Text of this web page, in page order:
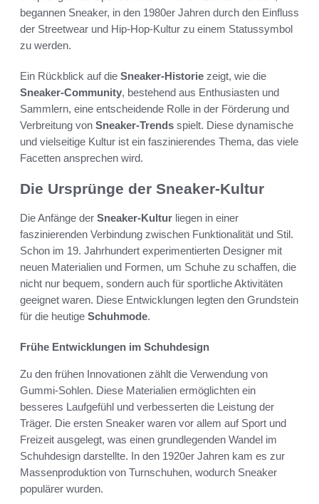
begannen Sneaker, in den 1980er Jahren durch den Einfluss
der Streetwear und Hip-Hop-Kultur zu einem Statussymbol
zu werden.
Ein Rückblick auf die Sneaker-Historie zeigt, wie die
Sneaker-Community, bestehend aus Enthusiasten und
Sammlern, eine entscheidende Rolle in der Förderung und
Verbreitung von Sneaker-Trends spielt. Diese dynamische
und vielseitige Kultur ist ein faszinierendes Thema, das viele
Facetten ansprechen wird.
Die Ursprünge der Sneaker-Kultur
Die Anfänge der Sneaker-Kultur liegen in einer
faszinierenden Verbindung zwischen Funktionalität und Stil.
Schon im 19. Jahrhundert experimentierten Designer mit
neuen Materialien und Formen, um Schuhe zu schaffen, die
nicht nur bequem, sondern auch für sportliche Aktivitäten
geeignet waren. Diese Entwicklungen legten den Grundstein
für die heutige Schuhmode.
Frühe Entwicklungen im Schuhdesign
Zu den frühen Innovationen zählt die Verwendung von
Gummi-Sohlen. Diese Materialien ermöglichten ein
besseres Laufgefühl und verbesserten die Leistung der
Träger. Die ersten Sneaker waren vor allem auf Sport und
Freizeit ausgelegt, was einen grundlegenden Wandel im
Schuhdesign darstellte. In den 1920er Jahren kam es zur
Massenproduktion von Turnschuhen, wodurch Sneaker
populärer wurden.